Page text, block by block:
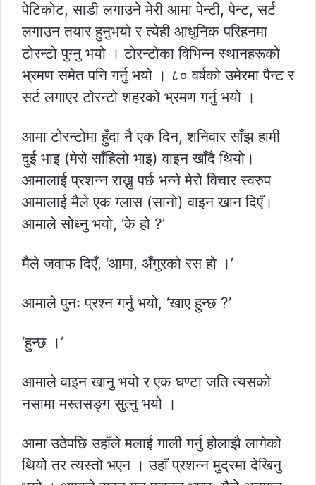
पेटिकोट, साडी लगाउने मेरी आमा पेन्टी, पेन्ट, सर्ट
लगाउन तयार हुनुभयो र त्येही आधुनिक परिहनमा
टोरन्टो पुग्नु भयो । टोरन्टोका विभिन्न स्थानहरूको
भ्रमण समेत पनि गर्नु भयो । ८० वर्षको उमेरमा पैन्ट र
सर्ट लगाएर टोरन्टो शहरको भ्रमण गर्नु भयो ।
आमा टोरन्टोमा हुँदा नै एक दिन, शनिवार साँझ हामी
दुई भाइ (मेरो साँहिलो भाइ) वाइन खाँदै थियो।
आमालाई प्रशन्न राख्नु पर्छ भन्ने मेरो विचार स्वरुप
आमालाई मैले एक ग्लास (सानो) वाइन खान दिएँ।
आमाले सोध्नु भयो, ‘के हो ?’
मैले जवाफ दिएँ, ‘आमा, अँगुरको रस हो ।’
आमाले पुनः प्रश्न गर्नु भयो, ‘खाए हुन्छ ?’
‘हुन्छ ।’
आमाले वाइन खानु भयो र एक घण्टा जति त्यसको
नसामा मस्तसङ्ग सुत्नु भयो ।
आमा उठेपछि उहाँले मलाई गाली गर्नु होलाझै लागेको
थियो तर त्यस्तो भएन । उहाँ प्रशन्न मुद्रमा देखिनु